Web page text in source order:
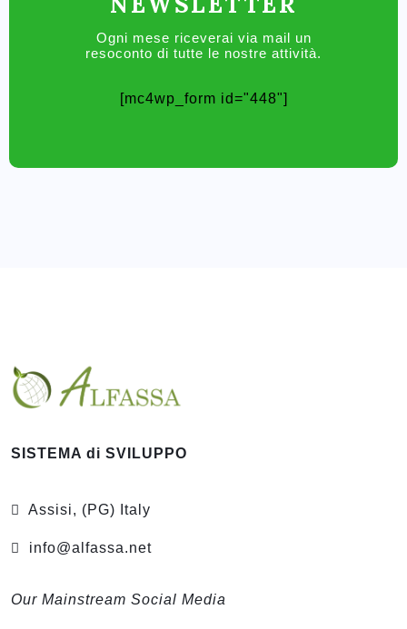
Ogni mese riceverai via mail un
resoconto di tutte le nostre attività.
[mc4wp_form id="448"]
SISTEMA di SVILUPPO
Assisi, (PG) Italy
info@alfassa.net
Our Mainstream Social Media